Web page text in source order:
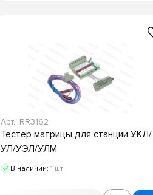
Арт.: RR3162
Тестер матрицы для станции УКЛ/
УЛ/УЭЛ/УЛМ
В наличии: 1 шт